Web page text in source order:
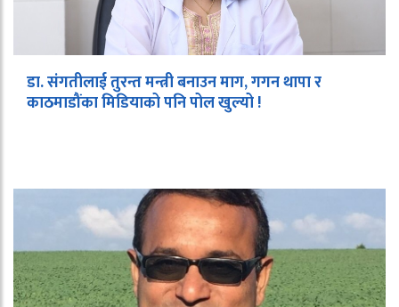
डा. संगतीलाई तुरन्त मन्त्री बनाउन माग, गगन थापा र
काठमाडौंका मिडियाको पनि पोल खुल्यो !